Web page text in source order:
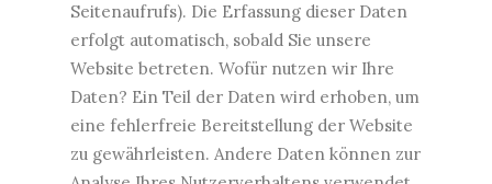
Seitenaufrufs). Die Erfassung dieser Daten
erfolgt automatisch, sobald Sie unsere
Website betreten. Wofür nutzen wir Ihre
Daten? Ein Teil der Daten wird erhoben, um
eine fehlerfreie Bereitstellung der Website
zu gewährleisten. Andere Daten können zur